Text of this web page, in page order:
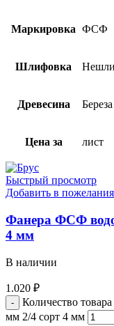
Маркировка ФСФ
Шлифовка
Древесина Береза
Цена за лист
Быстрый просмотр
Добавить в пожелания
Фанера ФСФ
4 мм
В наличии
1.020 ₽
Количество
мм 2/4 сорт 4 мм